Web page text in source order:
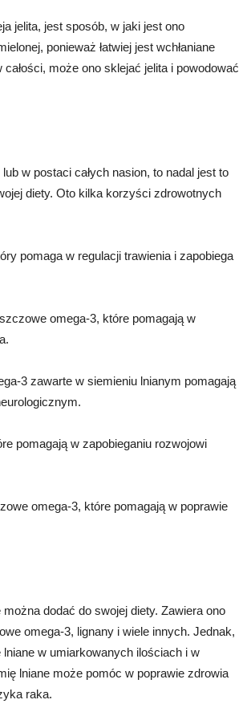
jelita, jest sposób, w jaki jest ono
ponieważ łatwiej jest wchłaniane
może ono sklejać jelita i powodować
w postaci całych nasion, to nadal jest to
diety. Oto kilka korzyści zdrowotnych
pomaga w regulacji trawienia i zapobiega
omega-3, które pomagają w
3 zawarte w siemieniu lnianym pomagają
pomagają w zapobieganiu rozwojowi
omega-3, które pomagają w poprawie
dodać do swojej diety. Zawiera ono
omega-3, lignany i wiele innych. Jednak,
w umiarkowanych ilościach i w
lniane może pomóc w poprawie zdrowia
raka.